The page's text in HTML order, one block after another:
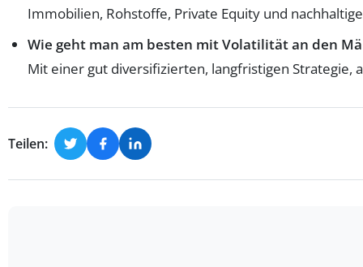
Immobilien, Rohstoffe, Private Equity und
Wie geht man am besten mit Volatilität an den
Mit einer gut diversifizierten, langfristigen
Teilen: